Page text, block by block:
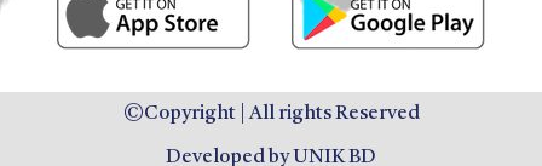
©Copyright | All rights Reserved
Developed by UNIK BD